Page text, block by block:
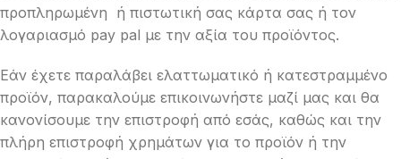
προπληρωμένη ή πιστωτική σας κάρτα σας ή τον
λογαριασμό pay pal με την αξία του προϊόντος.
Εάν έχετε παραλάβει ελαττωματικό ή κατεστραμμένο
προϊόν, παρακαλούμε επικοινωνήστε μαζί μας και θα
κανονίσουμε την επιστροφή από εσάς, καθώς και την
πλήρη επιστροφή χρημάτων για το προϊόν ή την